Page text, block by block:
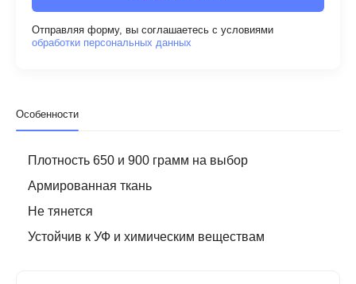
Отправляя форму, вы соглашаетесь с условиями
обработки персональных данных
Особенности
Плотность 650 и 900 грамм на выбор
Армированная ткань
Не тянется
Устойчив к УФ и химическим веществам